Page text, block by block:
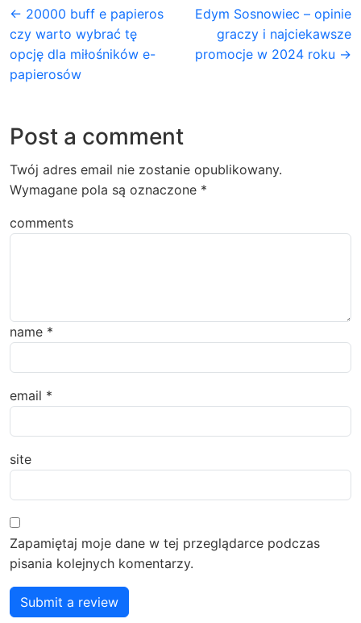
← 20000 buff e papieros
czy warto wybrać tę
opcję dla miłośników e-
papierosów
Edym Sosnowiec – opinie
graczy i najciekawsze
promocje w 2024 roku →
Post a comment
Twój adres email nie zostanie opublikowany.
Wymagane pola są oznaczone *
comments
name *
email *
site
Zapamiętaj moje dane w tej przeglądarce podczas
pisania kolejnych komentarzy.
Submit a review